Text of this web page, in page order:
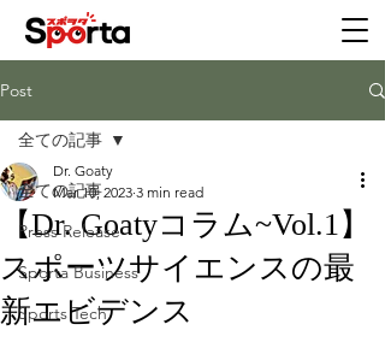
Post
全ての記事
Press Release
Sporta Business
Sports Tech
全ての記事
【Dr. Goatyコラム~Vol.1】
スポーツサイエンスの最
新エビデンス
Dr. Goaty
Mar 10, 2023 3 min read